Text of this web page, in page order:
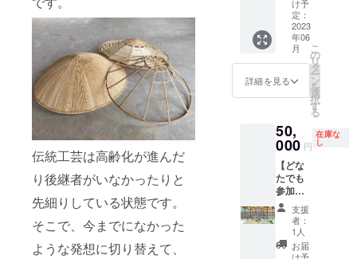
伝統工芸は高齢化が進んだ
り後継者がいなかったりと
先細りしている状態です。
そこで、今までになかった
ような発想に切り替えて、
字、文
言はお
受けい
たしま
せん) ロ
データ
はメー
やり取
りとさ
せてた
だきま
すの
で、確
実にご
記入を
お願い
いたし
ます。
にご記
入をお
願いし
ます。
郎）」
と「住
所」を
備考欄
にご記
入をお
願いし
ご案内
します)
内容：
菅笠づ
くりの
説明、
所まで
はご自
越しく
ださ
い。交
通費は
ご負担
くださ
い。 ※
ります
ので、
サイズ
などに
若干差
があり
ます。
ルで
す。 横
糸の
色・素
材はお
任せと
なりま
す。 <
菅布と
は> 菅
を機織
いしま
す（演
奏1曲、
獅子舞1
演舞付
き） 演
奏、演
です。
日程調
整は
メール
あるい
はお電
話でさ
せてい
ただき
ますの
で、必
け予
定：
2023
年06
月
詳細を見る
こ
の
リ
タ
ー
ン
を
選
択
す
る
50,
000 円
在庫な
し
【どな
たでも
参加
可】 ク
ラウド
ファン
ディン
グ達成
支援
者：
1人
お届